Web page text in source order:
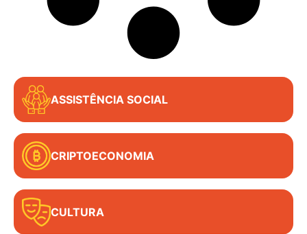
ASSISTÊNCIA SOCIAL
CRIPTOECONOMIA
CULTURA